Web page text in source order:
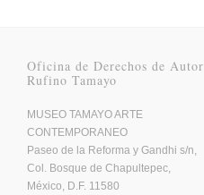
Oficina de Derechos de Autor
Rufino Tamayo
MUSEO TAMAYO ARTE
CONTEMPORANEO
Paseo de la Reforma y Gandhi s/n,
Col. Bosque de Chapultepec,
México, D.F. 11580